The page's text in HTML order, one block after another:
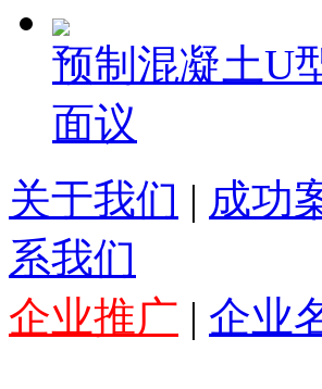
预制混凝土U
面议
关于我们 | 成功
系我们
企业推广 | 企业